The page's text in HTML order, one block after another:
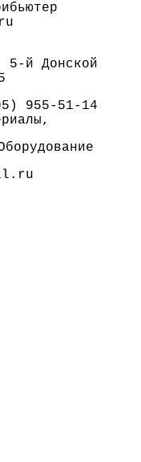
5-й Донской
955-51-14